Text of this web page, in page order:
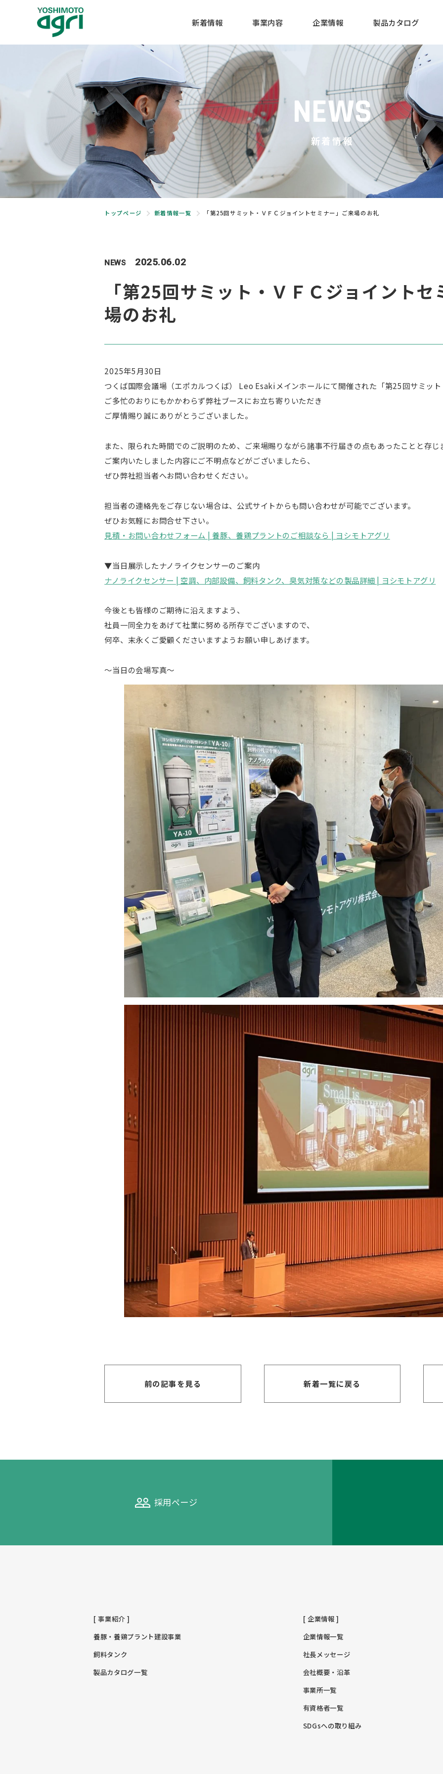
新着情報 事業内容
SERVICE 養豚・養鶏プラント建設事業 飼料タンク
企業情報
COMPANY 社長メッセージ 会社概要・沿革 事業所一覧 有資格者一覧 SDGsへの
製品カタログ
NEWS
新着情報
トップページ 新着情報一覧 「第25回サミット・ＶＦＣジョイントセミナー」ご来場のお礼
NEWS 2025.06.02
「第25回サミット・ＶＦＣジョイント
場のお礼
2025年5月30日
つくば国際会議場（エポカルつくば） Leo Esakiメインホールにて開催された「第25回サミッ
ご多忙のおりにもかかわらず弊社ブースにお立ち寄りいただき
ご厚情賜り誠にありがとうございました。
また、限られた時間でのご説明のため、ご来場賜りながら諸事不行届きの点もあったことと存じ
ご案内いたしました内容にご不明点などがございましたら、
ぜひ弊社担当者へお問い合わせください。
担当者の連絡先をご存じない場合は、公式サイトからも問い合わせが可能でございます。
ぜひお気軽にお問合せ下さい。
見積・お問い合わせフォーム | 養豚、養鶏プラントのご相談なら | ヨシモトアグリ
▼当日展示したナノライクセンサーのご案内
ナノライクセンサー | 空調、内部設備、飼料タンク、臭気対策などの製品詳細 | ヨシモトアグリ
今後とも皆様のご期待に沿えますよう、
社員一同全力をあげて社業に努める所存でございますので、
何卒、末永くご愛顧くださいますようお願い申しあげます。
～当日の会場写真～
前の記事を見る 新着一覧に戻る
採用ページ
[ 事業紹介 ]
養豚・養鶏プラント建設事業
飼料タンク
製品カタログ一覧
[ 企業情報 ]
企業情報一覧
社長メッセージ
会社概要・沿革
事業所一覧
有資格者一覧
SDGsへの取り組み